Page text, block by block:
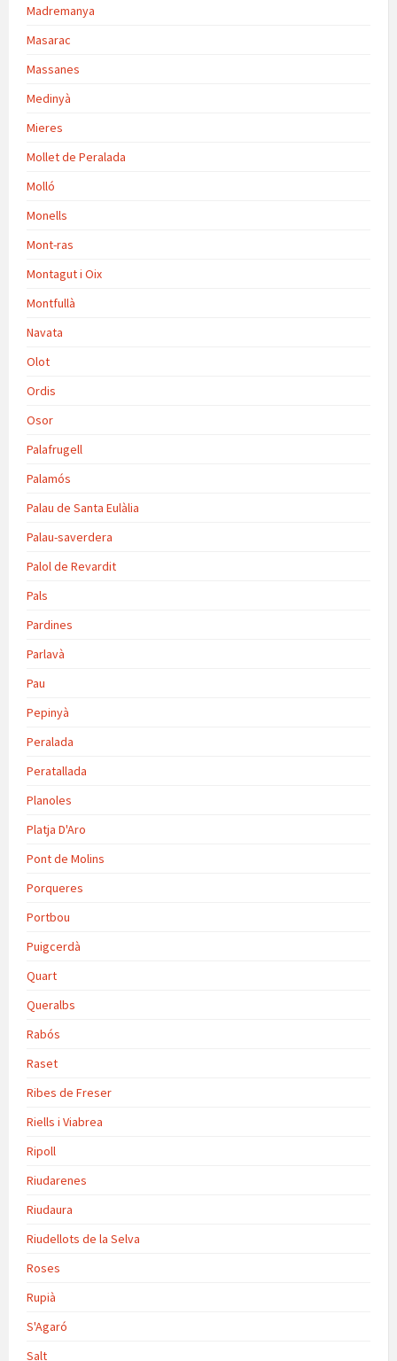
Madremanya
Masarac
Massanes
Medinyà
Mieres
Mollet de Peralada
Molló
Monells
Mont-ras
Montagut i Oix
Montfullà
Navata
Olot
Ordis
Osor
Palafrugell
Palamós
Palau de Santa Eulàlia
Palau-saverdera
Palol de Revardit
Pals
Pardines
Parlavà
Pau
Pepinyà
Peralada
Peratallada
Planoles
Platja D'Aro
Pont de Molins
Porqueres
Portbou
Puigcerdà
Quart
Queralbs
Rabós
Raset
Ribes de Freser
Riells i Viabrea
Ripoll
Riudarenes
Riudaura
Riudellots de la Selva
Roses
Rupià
S'Agaró
Salt